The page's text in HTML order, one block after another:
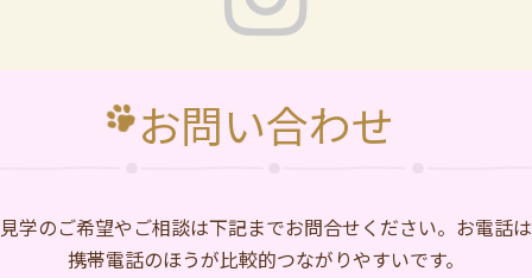
お問い合わせ
⾒学のご希望やご相談は下記までお問合せください。お電話は
携帯電話のほうが比較的つながりやすいです。